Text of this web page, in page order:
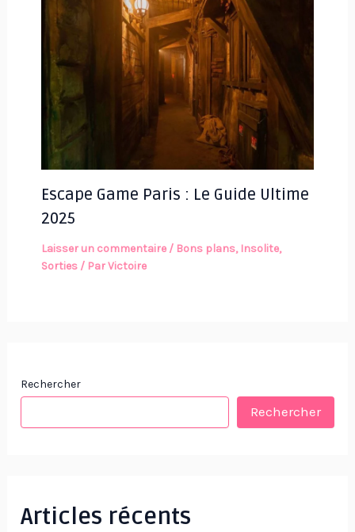
Escape Game Paris : Le Guide Ultime
2025
Laisser un commentaire / Bons plans, Insolite,
Sorties/ ParVictoire
Rechercher
Rechercher
Articles récents